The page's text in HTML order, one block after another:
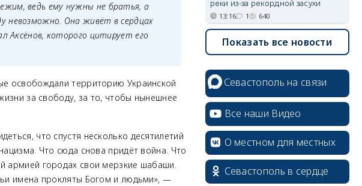
ведь ему нужны не братья, а
невозможно. Она живёт в сердцах
Аксёнов, которого цитирует его
освобождали территорию Украинской
за свободу, за то, чтобы нынешнее
что спустя несколько десятилетий
Что сюда снова придёт война. Что
армией городах свои мерзкие шабаши.
имена прокляты Богом и людьми», —
реки из-за рекордной засухи
13:16 1 640
Показать все новости
Севастополь на связи
Все наши Видео
О местном для местных
Севастополь в сердце